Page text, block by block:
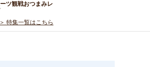
ツ観戦おつまみレ
＞ 特集一覧はこちら